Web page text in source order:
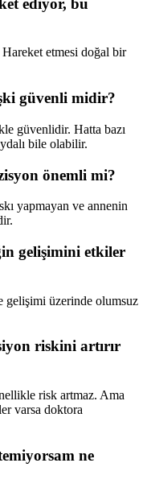
ediyor, bu
Hareket etmesi doğal bir
güvenli midir?
güvenlidir. Hatta bazı
bile olabilir.
önemli mi?
yapmayan ve annenin
gelişimini etkiler
gelişimi üzerinde olumsuz
riskini artırır
risk artmaz. Ama
varsa doktora
ne